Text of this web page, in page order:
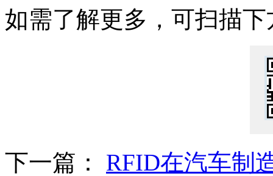
如需了解更多，可扫描
下一篇： RFID在汽车制